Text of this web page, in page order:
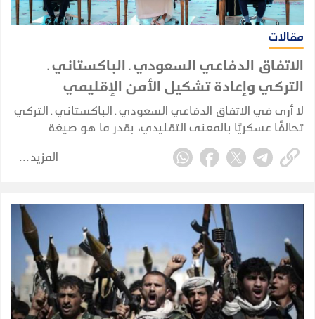
مقالات
الاتفاق الدفاعي السعودي ـ الباكستاني ـ
التركي وإعادة تشكيل الأمن الإقليمي
لا أرى في الاتفاق الدفاعي السعودي ـ الباكستاني ـ التركي
تحالفًا عسكريًا بالمعنى التقليدي، بقدر ما هو صيغة
للتكامل الدفاعي والأمني بين ثلاث دول تمتلك، بدرجات
مختلفة، عناصر قوة وخبرات واحتياجات متكاملة وتواجه
المزيد